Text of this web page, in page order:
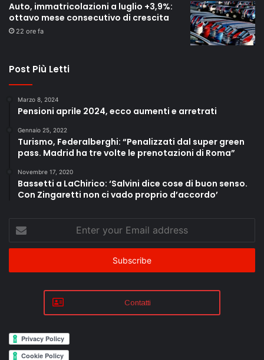
Auto, immatricolazioni a luglio +3,9%:
ottavo mese consecutivo di crescita
22 ore fa
Post Più Letti
Marzo 8, 2024
Pensioni aprile 2024, ecco aumenti e arretrati
Gennaio 25, 2022
Turismo, Federalberghi: “Penalizzati dal super green
pass. Madrid ha tre volte le prenotazioni di Roma”
Novembre 17, 2020
Bassetti a LaChirico: ‘Salvini dice cose di buon senso.
Con Zingaretti non ci vado proprio d’accordo’
your
Email
Contatti